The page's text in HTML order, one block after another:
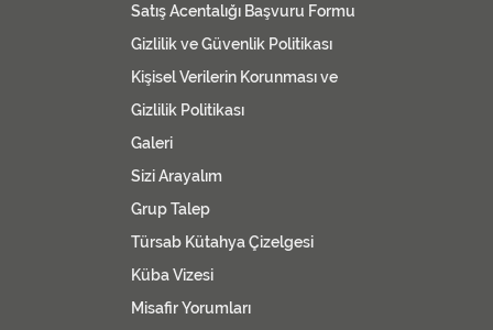
Satış Acentalığı Başvuru Formu
Gizlilik ve Güvenlik Politikası
Kişisel Verilerin Korunması ve
Gizlilik Politikası
Galeri
Sizi Arayalım
Grup Talep
Türsab Kütahya Çizelgesi
Küba Vizesi
Misafir Yorumları